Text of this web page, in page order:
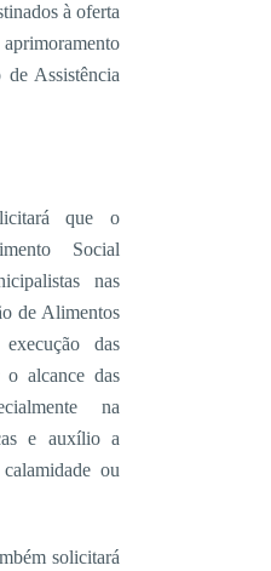
à oferta
Assistência
que o
Social
nas
de Alimentos
das
alcance das
na
e auxílio a
ou
solicitará